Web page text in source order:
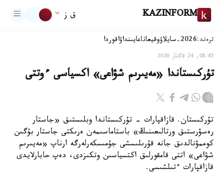
KAZINFORM ق ز
ترەند:2026-سايلاۋ وقيعاتاعايىنداۋاقوردا
08:45, 24 قاڭتار 2020
تۇركىستاندا «مەيىرىم شۋاعى» اكسياسى ءوتتى
تۇركىستان. قازاقپارات - تۇركىستاندا وبلىستىق «جاستار
رەسۋرستىق ورتالىعىنىڭ» باستاماسىمەن ەرىكتى جاستار بۇگىن
كوممۋنالدىق جانە قۇرىلىسشى جۇمىسكەرلەرگە ارناپ «مەيىرىم
شۋاعى» اتتى قامقورلىق اكتسياسىن وتكىزدى، دەپ حابارلايدى
قازاقپارات ءتىلشىسى.